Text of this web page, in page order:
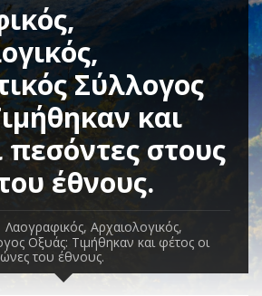
Σύλλογος
και
πεσόντες στους
έθνους.
Λαογραφικός, Αρχαιολογικός,
Οξυάς: Τιμήθηκαν και φέτος οι
του έθνους.